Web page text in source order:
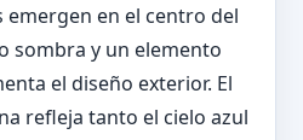
emergen en el centro del
sombra y un elemento
el diseño exterior. El
refleja tanto el cielo azul